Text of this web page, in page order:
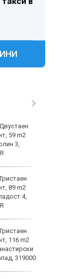
59 m2
3,
89 m2
4,
116 m2
319000